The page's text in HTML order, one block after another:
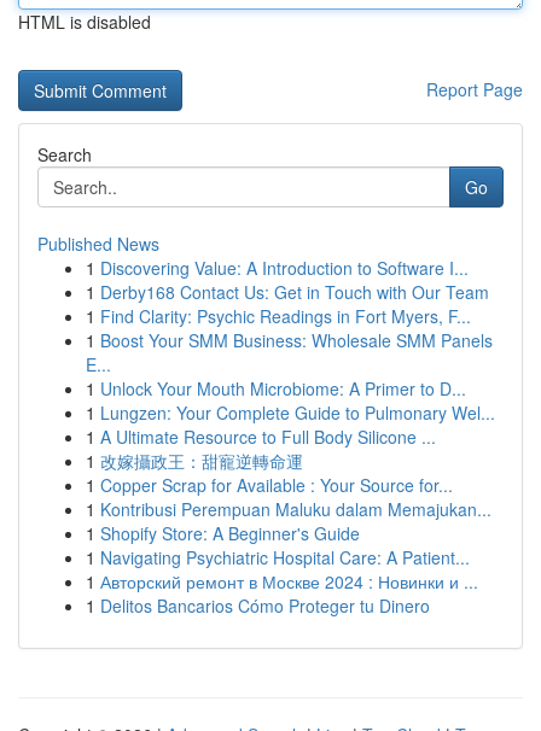
HTML is disabled
Report Page
Search
Go
Published News
1 Discovering Value: A Introduction to Software I...
1 Derby168 Contact Us: Get in Touch with Our Team
1 Find Clarity: Psychic Readings in Fort Myers, F...
1 Boost Your SMM Business: Wholesale SMM Panels
E...
1 Unlock Your Mouth Microbiome: A Primer to D...
1 Lungzen: Your Complete Guide to Pulmonary Wel...
1 A Ultimate Resource to Full Body Silicone ...
1 改嫁攝政王：甜寵逆轉命運
1 Copper Scrap for Available : Your Source for...
1 Kontribusi Perempuan Maluku dalam Memajukan...
1 Shopify Store: A Beginner's Guide
1 Navigating Psychiatric Hospital Care: A Patient...
1 Авторский ремонт в Москве 2024 : Новинки и ...
1 Delitos Bancarios Cómo Proteger tu Dinero